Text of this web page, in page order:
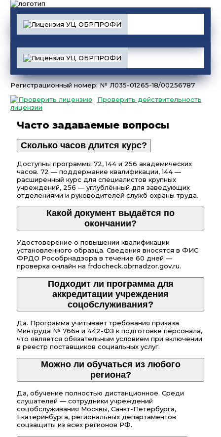
Регистрационный номер: № Л035-01265-18/00256787
Проверить действительность
лицензии
Часто задаваемые вопросы
Сколько часов длится курс?
Доступны программы 72, 144 и 256 академических
часов. 72 — поддержание квалификации, 144 —
расширенный курс для специалистов крупных
учреждений, 256 — углублённый для заведующих
отделениями и руководителей служб охраны труда.
Какой документ выдаётся по
окончании?
Удостоверение о повышении квалификации
установленного образца. Сведения вносятся в ФИС
ФРДО Рособрнадзора в течение 60 дней —
проверка онлайн на frdocheck.obrnadzor.gov.ru.
Подходит ли программа для
аккредитации учреждения
соцобслуживания?
Да. Программа учитывает требования приказа
Минтруда № 766н и 442-ФЗ к подготовке персонала,
что является обязательным условием при включении
в реестр поставщиков социальных услуг.
Можно ли обучаться из любого
региона?
Да, обучение полностью дистанционное. Среди
слушателей — сотрудники учреждений
соцобслуживания Москвы, Санкт-Петербурга,
Екатеринбурга, региональных департаментов
соцзащиты из всех регионов РФ.